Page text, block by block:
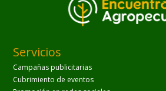
Servicios
Campañas publicitarias
Cubrimiento de eventos